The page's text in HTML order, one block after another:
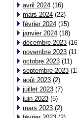
avril 2024 (16)
mars 2024 (22)
février 2024 (15)
janvier 2024 (18)
décembre 2023
novembre 2023
octobre 2023 (11)
septembre 2023
août 2023 (2)
juillet 2023 (7)
juin 2023 (5)
mars 2023 (2)